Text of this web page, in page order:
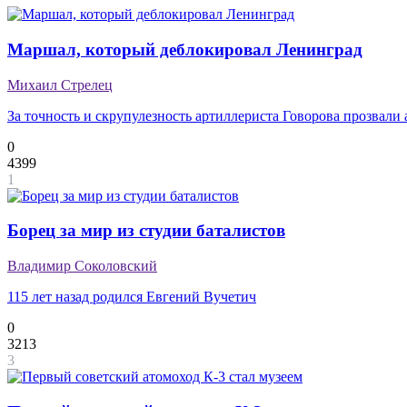
Маршал, который деблокировал Ленинград
Михаил Стрелец
За точность и скрупулезность артиллериста Говорова прозвали
0
4399
1
Борец за мир из студии баталистов
Владимир Соколовский
115 лет назад родился Евгений Вучетич
0
3213
3